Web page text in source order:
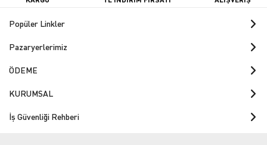
Popüler Linkler
Pazaryerlerimiz
ÖDEME
KURUMSAL
İş Güvenliği Rehberi